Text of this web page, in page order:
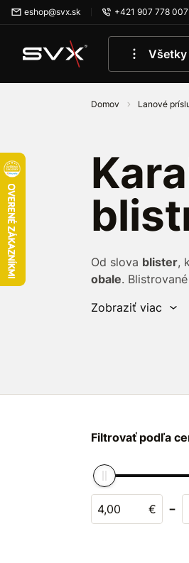
Preskočiť na hlavný obsah
eshop@svx.sk +421 907 778 007
Domov Lanové
Od slova blister,
obale.
Zobraziť viac
Filtrovať podľa
€ -